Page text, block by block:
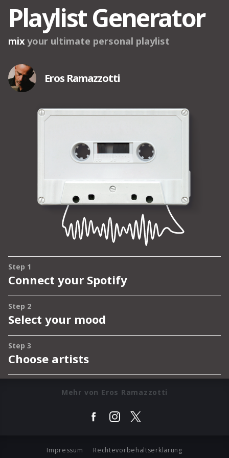
Mehr von Eros Ramazzotti
Impressum Rechtevorbehaltserklärung